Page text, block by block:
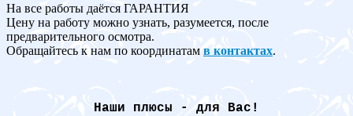
На все работы даётся ГАРАНТИЯ
Цену на работу можно узнать, разумеется, после
предварительного осмотра.
Обращайтесь к нам по координатам в контактах.
Наши плюсы - для Вас!